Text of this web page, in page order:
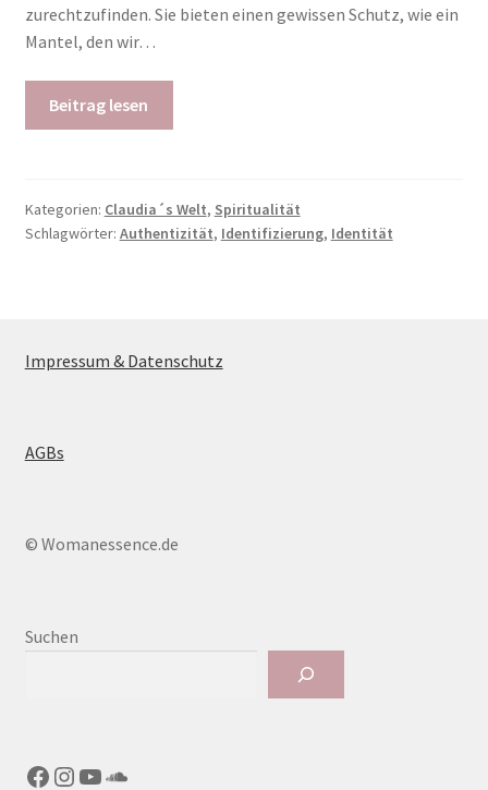
zurechtzufinden. Sie bieten einen gewissen Schutz, wie ein
Mantel, den wir…
Beitrag lesen
Kategorien: Claudia´s Welt, Spiritualität
Schlagwörter: Authentizität, Identifizierung, Identität
Impressum & Datenschutz
AGBs
© Womanessence.de
Suchen
Facebook
Instagram
YouTube
SoundCloud